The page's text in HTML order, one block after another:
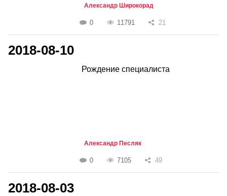
Александр Широкорад
0 11791 21
2018-08-10
Рождение специалиста
Александр Песляк
0 7105 49
2018-08-03